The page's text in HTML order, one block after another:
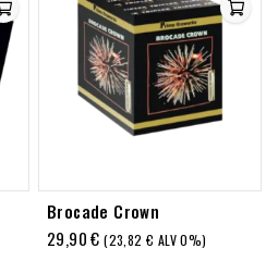
Brocade Crown
29,90€ (23,82€ ALV 0%)